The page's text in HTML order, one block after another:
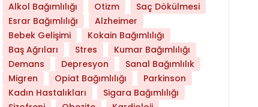
Hangi Yaşta Hangi Testi Yaptırmanız
Alkol Bağımlılığı
Otizm
Saç Dökülmesi
Esrar Bağımlılığı
Alzheimer
Bebek Gelişimi
Kokain Bağımlılığı
Baş Ağrıları
Stres
Kumar Bağımlılığı
Demans
Depresyon
Sanal Bağımlılık
Migren
Opiat Bağımlılığı
Parkinson
Kadın Hastalıkları
Sigara Bağımlılığı